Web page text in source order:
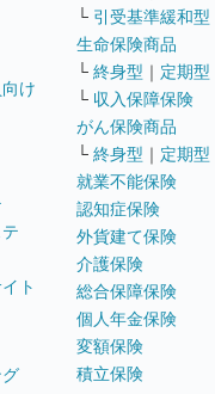
け
ト
└ 引受基準緩和型
生命保険商品
└ 終身型 ｜ 定期型
└ 収入保障保険
がん保険商品
└ 終身型 ｜ 定期型
就業不能保険
認知症保険
外貨建て保険
介護保険
総合保障保険
個人年金保険
変額保険
積立保険